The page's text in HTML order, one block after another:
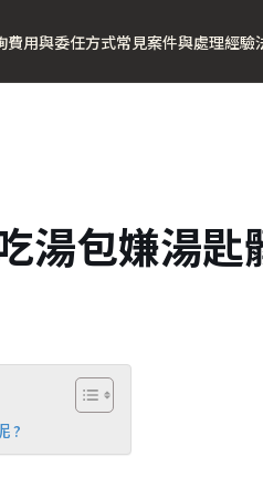
費用與委任方式常見案件與處理經驗
湯包嫌湯
?